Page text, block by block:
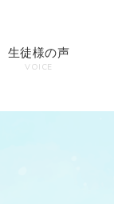
生徒様の声
VOICE